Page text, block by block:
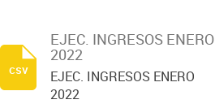
EJEC. INGRESOS ENERO
2022
EJEC. INGRESOS ENERO
2022
csv